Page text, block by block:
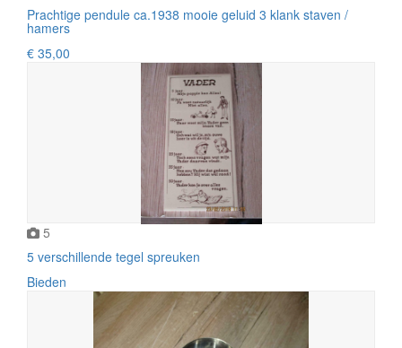
Prachtige pendule ca.1938 mooie geluid 3 klank staven /
hamers
€ 35,00
5
5 verschillende tegel spreuken
Bieden